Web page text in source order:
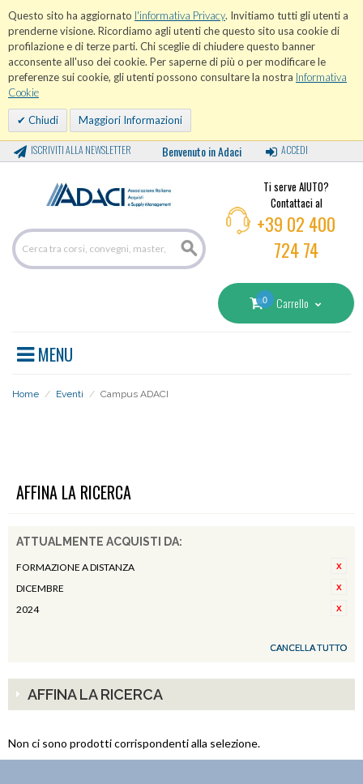
Questo sito ha aggiornato l'informativa Privacy. Invitiamo tutti gli utenti a
prenderne visione. Ricordiamo agli utenti che questo sito usa cookie di
profilazione e di terze parti. Chi sceglie di chiudere questo banner
acconsente all'uso dei cookie. Per saperne di più o per modificare le
preferenze sui cookie, gli utenti possono consultare la nostra Informativa
Cookie
Chiudi Maggiori Informazioni
ISCRIVITI ALLA NEWSLETTER Benvenuto in Adaci ACCEDI
Ti serve AIUTO?
Contattaci al
+39 02 400
724 74
0 Carrello
MENU
Home / Eventi / Campus ADACI
AFFINA LA RICERCA
ATTUALMENTE ACQUISTI DA:
FORMAZIONE A DISTANZA
DICEMBRE
2024
CANCELLA TUTTO
AFFINA LA RICERCA
Non ci sono prodotti corrispondenti alla selezione.